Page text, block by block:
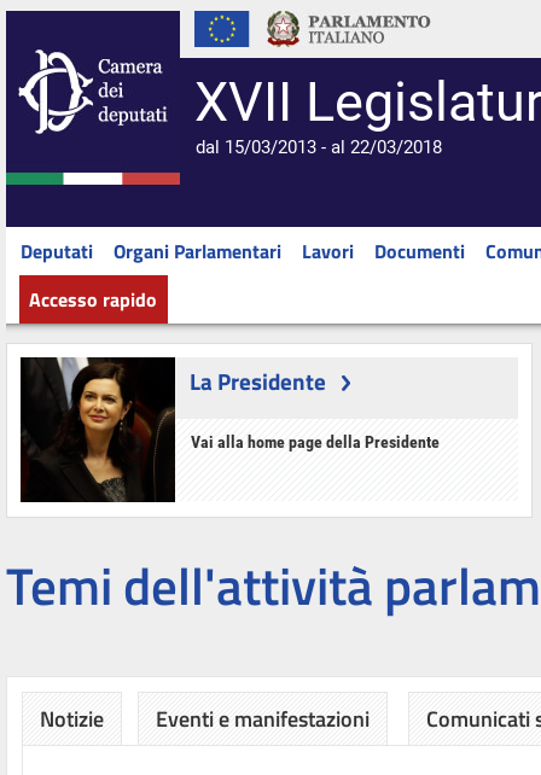
XVII
dal 15/03/2013 - al 22/03/2018
Deputati Organi Parlamentari Lavori Documenti
Accesso rapido
La Presidente
Vai alla home page della Presidente
Temi dell'attività
Notizie Eventi e manifestazioni Comunicati